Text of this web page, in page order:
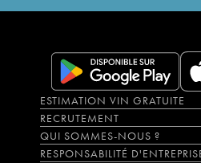
ESTIMATION VIN GRATUITE
RECRUTEMENT
QUI SOMMES-NOUS ?
RESPONSABILITÉ